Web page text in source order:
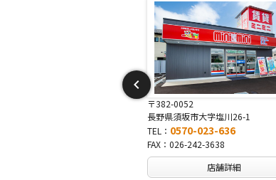
〒381-0042
長野県長野市稲田2-7-43
TEL： 0570-025-457
FAX：026-254-5778
店舗詳細